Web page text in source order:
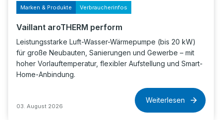
Marken & Produkte Verbraucherinfos
Vaillant aroTHERM perform
Leistungsstarke Luft-Wasser-Wärmepumpe (bis 20 kW)
für große Neubauten, Sanierungen und Gewerbe – mit
hoher Vorlauftemperatur, flexibler Aufstellung und Smart-
Home-Anbindung.
03. August 2026
Weiterlesen